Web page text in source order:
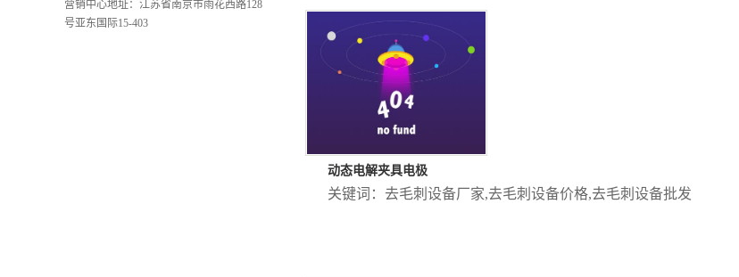
营销中心地址：江苏省南京市雨花西路128
号亚东国际15-403
动态电解夹具电极
关键词： 去毛刺设备厂家,去毛刺设备价格,去毛刺设备批发